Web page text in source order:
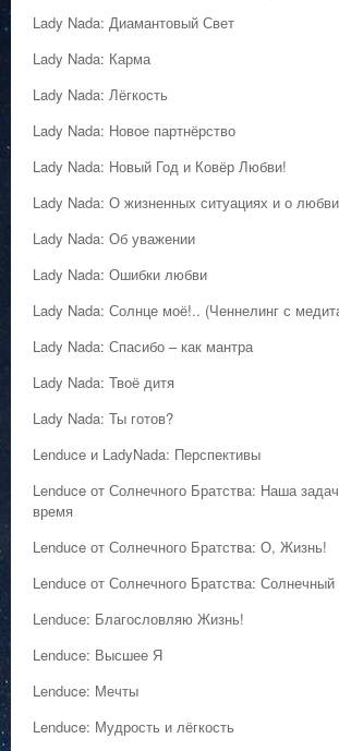
Lady Nada: Диамантовый Свет
Lady Nada: Карма
Lady Nada: Лёгкость
Lady Nada: Новое партнёрство
Lady Nada: Новый Год и Ковёр Любви!
Lady Nada: О жизненных ситуациях и о любви
Lady Nada: Об уважении
Lady Nada: Ошибки любви
Lady Nada: Солнце моё!.. (Ченнелинг с
Lady Nada: Спасибо – как мантра
Lady Nada: Твоё дитя
Lady Nada: Ты готов?
Lenduce и LadyNada: Перспективы
Lenduce от Солнечного Братства: Наша
время
Lenduce от Солнечного Братства: О, Жизнь!
Lenduce от Солнечного Братства:
Lenduce: Благословляю Жизнь!
Lenduce: Высшее Я
Lenduce: Мечты
Lenduce: Мудрость и лёгкость